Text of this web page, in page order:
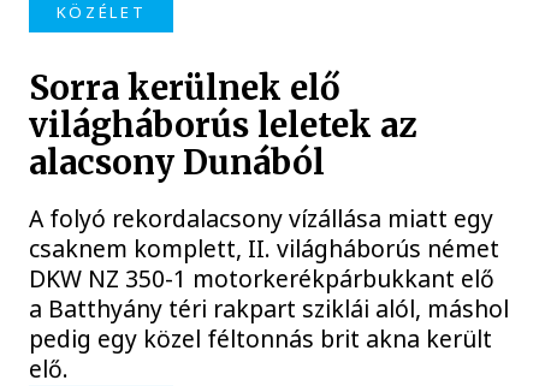
KÖZÉLET
Sorra kerülnek elő
világháborús leletek az
alacsony Dunából
A folyó rekordalacsony vízállása miatt egy
csaknem komplett, II. világháborús német
DKW NZ 350-1 motorkerékpárbukkant elő
a Batthyány téri rakpart sziklái alól, máshol
pedig egy közel féltonnás brit akna került
elő.